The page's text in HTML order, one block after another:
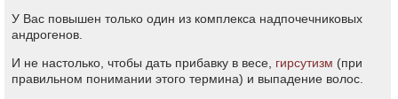
У Вас повышен только один из комплекса надпочечниковых
андрогенов.
И не настолько, чтобы дать прибавку в весе, гирсутизм (при
правильном понимании этого термина) и выпадение волос.